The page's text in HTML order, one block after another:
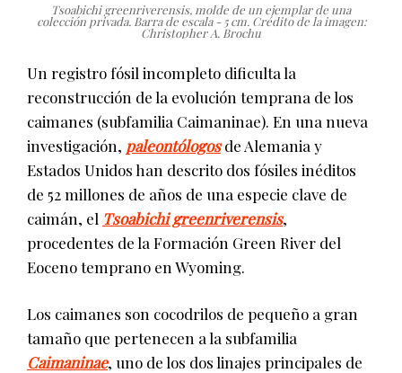
Tsoabichi greenriverensis, molde de un ejemplar de una
colección privada. Barra de escala - 5 cm. Crédito de la imagen:
Christopher A. Brochu
Un registro fósil incompleto dificulta la
reconstrucción de la evolución temprana de los
caimanes (subfamilia Caimaninae). En una nueva
investigación, paleontólogosde Alemania y
Estados Unidos han descrito dos fósiles inéditos
de 52 millones de años de una especie clave de
caimán, el Tsoabichi greenriverensis,
procedentes de la Formación Green River del
Eoceno temprano en Wyoming.
Los caimanes son cocodrilos de pequeño a gran
tamaño que pertenecen a la subfamilia
Caimaninae, uno de los dos linajes principales de